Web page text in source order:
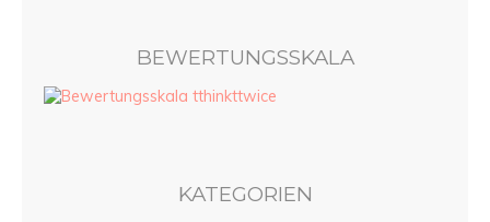
BEWERTUNGSSKALA
KATEGORIEN